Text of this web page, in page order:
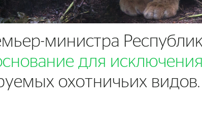
министра
для
охотничьих видов.